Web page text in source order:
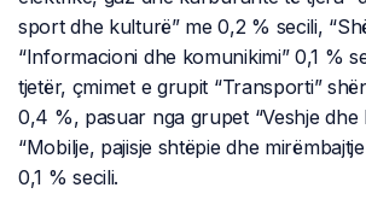
sport dhe kulturë” me 0,2 % secili,
“Informacioni dhe komunikimi” 0,1 %
tjetër, çmimet e grupit “Transporti”
0,4 %, pasuar nga grupet “Veshje dhe
“Mobilje, pajisje shtëpie dhe
0,1 % secili.